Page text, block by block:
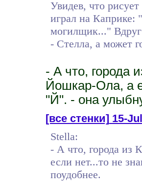
Увидев, что
играл на Каприке:
могилщик..."
- Стелла, а может
- А что, города
Йошкар-Ола, а
"Й". - она
[все стенки]15-
Stella:
- А что, города из
если нет...то не
поудобнее.